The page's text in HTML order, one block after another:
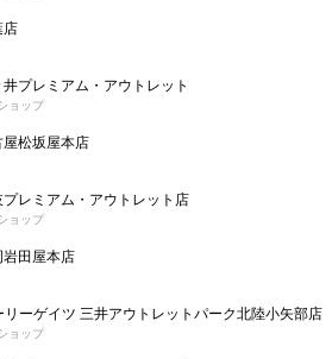
店
プレミアム・アウトレット
ョップ
松坂屋本店
レミアム・アウトレット店
ョップ
田屋本店
ーゲイツ 三井アウトレットパーク北陸小矢部店
ョップ